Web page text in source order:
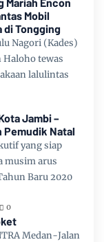
Mobil
di Tongging
Nagori (Kades)
Haloho tewas
lalulintas
Jambi –
Pemudik Natal
yang siap
musim arus
Baru 2020
0
Medan-Jalan